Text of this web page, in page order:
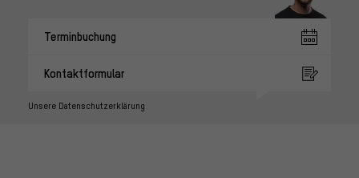
Terminbuchung
Kontaktformular
Unsere Datenschutzerklärung